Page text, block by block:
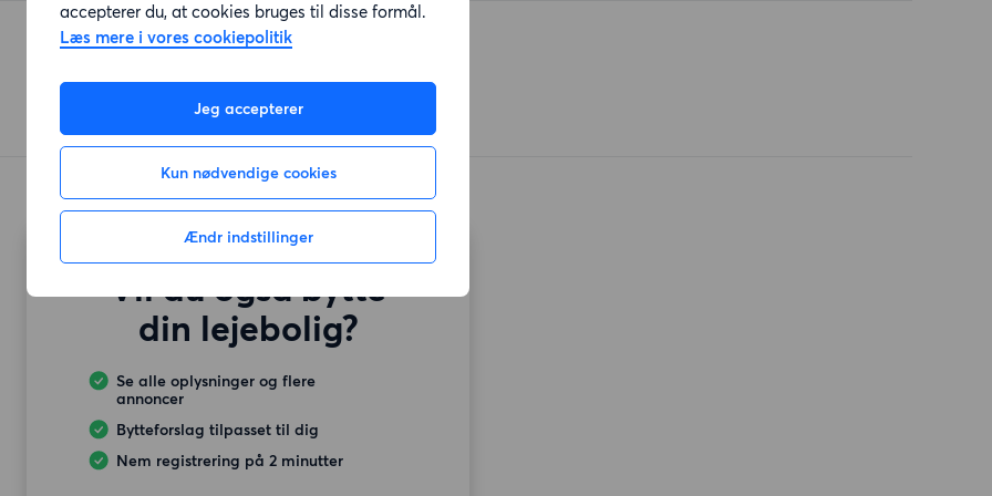
accepterer du, at cookies bruges til disse formål.
Læs mere i vores cookiepolitik
Jeg accepterer
Kun nødvendige cookies
Ændr indstillinger
Vil du også bytte
din lejebolig?
Se alle oplysninger og flere
annoncer
Bytteforslag tilpasset til dig
Nem registrering på 2 minutter